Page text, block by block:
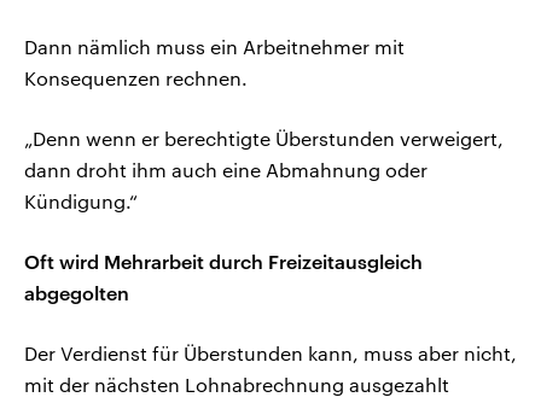
Dann nämlich muss ein Arbeitnehmer mit
Konsequenzen rechnen.
„Denn wenn er berechtigte Überstunden verweigert,
dann droht ihm auch eine Abmahnung oder
Kündigung.“
Oft wird Mehrarbeit durch Freizeitausgleich
abgegolten
Der Verdienst für Überstunden kann, muss aber nicht,
mit der nächsten Lohnabrechnung ausgezahlt